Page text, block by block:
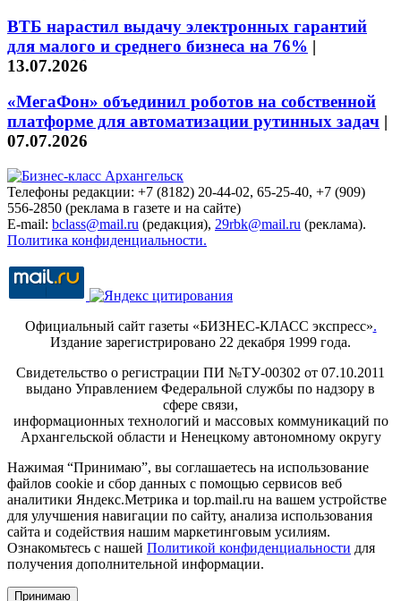
ВТБ нарастил выдачу электронных гарантий
для малого и среднего бизнеса на 76% |
13.07.2026
«МегаФон» объединил роботов на собственной
платформе для автоматизации рутинных задач |
07.07.2026
Телефоны редакции: +7 (8182) 20-44-02, 65-25-40, +7 (909)
556-2850 (реклама в газете и на сайте)
E-mail: bclass@mail.ru (редакция), 29rbk@mail.ru (реклама).
Политика конфиденциальности.
Официальный сайт газеты «БИЗНЕС-КЛАСС экспресс».
Издание зарегистрировано 22 декабря 1999 года.
Свидетельство о регистрации ПИ №ТУ-00302 от 07.10.2011
выдано Управлением Федеральной службы по надзору в
сфере связи,
информационных технологий и массовых коммуникаций по
Архангельской области и Ненецкому автономному округу
Нажимая “Принимаю”, вы соглашаетесь на использование
файлов cookie и сбор данных с помощью сервисов веб
аналитики Яндекс.Метрика и top.mail.ru на вашем устройстве
для улучшения навигации по сайту, анализа использования
сайта и содействия нашим маркетинговым усилиям.
Ознакомьтесь с нашей Политикой конфиденциальности для
получения дополнительной информации.
Принимаю